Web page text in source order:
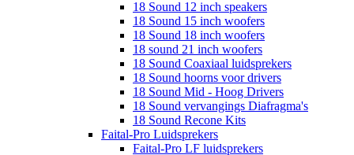
18 Sound 12 inch speakers
18 Sound 15 inch woofers
18 Sound 18 inch woofers
18 sound 21 inch woofers
18 Sound Coaxiaal luidsprekers
18 Sound hoorns voor drivers
18 Sound Mid - Hoog Drivers
18 Sound vervangings Diafragma's
18 Sound Recone Kits
Faital-Pro Luidsprekers
Faital-Pro LF luidsprekers